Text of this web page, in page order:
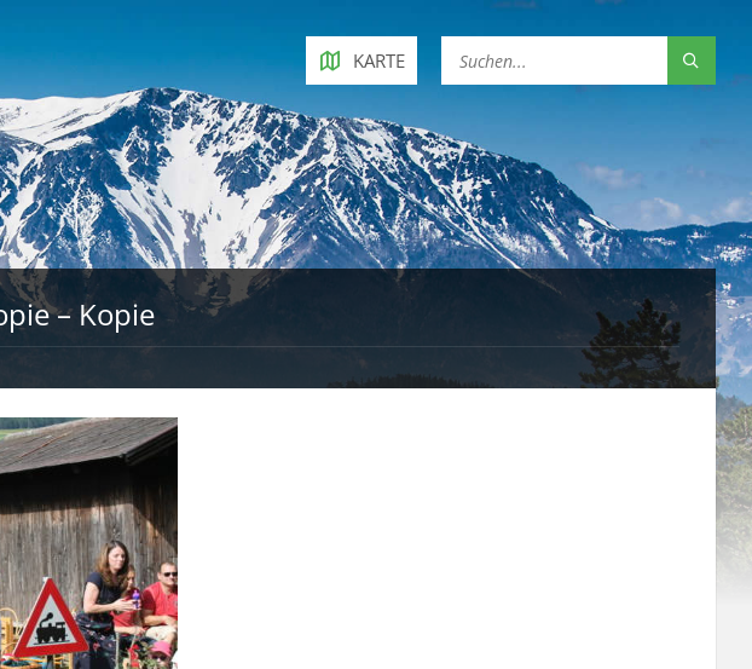
KARTE
– Kopie